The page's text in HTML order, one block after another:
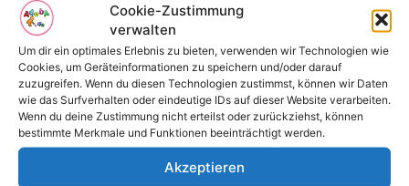
Cookie-Zustimmung
verwalten
Um dir ein optimales Erlebnis zu bieten, verwenden wir Technologien wie
Cookies, um Geräteinformationen zu speichern und/oder darauf
zuzugreifen. Wenn du diesen Technologien zustimmst, können wir Daten
wie das Surfverhalten oder eindeutige IDs auf dieser Website verarbeiten.
Wenn du deine Zustimmung nicht erteilst oder zurückziehst, können
bestimmte Merkmale und Funktionen beeinträchtigt werden.
Akzeptieren
ein
16. April 2026
Familien-Paradies an der Adria
31. März 2026